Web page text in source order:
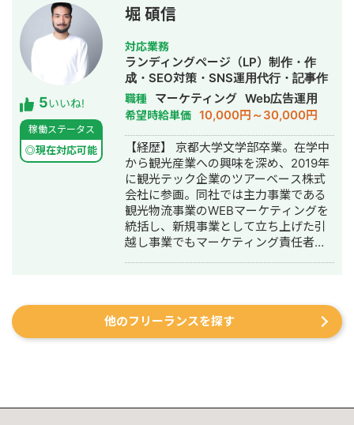
て独立。 業務委託歴：博報堂、富士
通、ゼビオ、EPARKなど10社以上 講師
歴：新潟大学EC特別講座、オンライン
サロン(2000人)広告講座など 海外カン
ファレンス：Tableauカンファレン
ス、ADVERTISING WEEK、SMX、
Pubcon ■BIツールTableauなどによる
KPIダッシュボード、データ基盤構築、
レポート+分析提案、自動化支援も行っ
ています。全顧客に対して、完全自動
化で前日までの流入、CVの数値がすぐ
分かるようにしています。 ■外注者、
パートナーは常に探しているので、提
携できる方のご連絡も大歓迎です！！
5いいね!
稼働ステータス
◎現在対応可能
堀 碩信
対応業務
ランディングページ（LP）制作・作
成・SEO対策・SNS運用代行・記事作
成代行・ライティング・ホームページ
制作・作成・リスティング広告運用代
行・オウンドメディア制作・構築・運
用代行
職種 マーケティング Web広告運用
希望時給単価 10,000円～30,000円
【経歴】 京都大学文学部卒業。在学中
から観光産業への興味を深め、2019年
に観光テック企業のツアーベース株式
会社に参画。同社では主力事業である
観光物流事業のWEBマーケティングを
統括し、新規事業として立ち上げた引
越し事業でもマーケティング責任者と
支援に従事。特にBtoBマーケティン
グ、リードジェネレーション、SEO戦
略の領域で支援実績を重ねる。 2021年
他のフリーランスを探す